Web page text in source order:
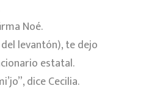
Noé.
levantón), te dejo
estatal.
dice Cecilia.